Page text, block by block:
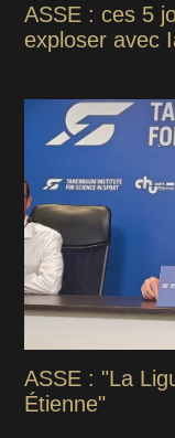
ASSE : ces 5
exploser avec
ASSE : "La
Étienne"